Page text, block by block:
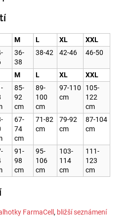
M L XL
XXL
36-
38
38-42 42-46 46-50
M L XL
XXL
85-
92
cm
89-
100
cm
97-110
cm
105-
122
cm
67-
74
cm
71-82
cm
79-92
cm
87-104
cm
91-
98
cm
95-
106
cm
103-
114
cm
111-
123
cm
FarmaCell , bližší seznámení